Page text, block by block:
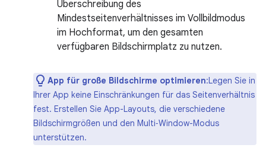
Überschreibung des
Mindestseitenverhältnisses im Vollbildmodus
im Hochformat, um den gesamten
verfügbaren Bildschirmplatz zu nutzen.
App für große Bildschirme optimieren:Legen Sie in
Ihrer App keine Einschränkungen für das Seitenverhältnis
fest. Erstellen Sie App-Layouts, die verschiedene
Bildschirmgrößen und den Multi‑Window-Modus
unterstützen.